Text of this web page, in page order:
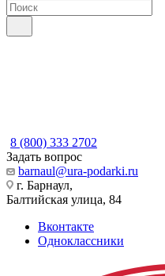
8 (800) 333 2702
Задать вопрос
barnaul@ura-podarki.ru
г. Барнаул,
Балтийская улица, 84
Вконтакте
Одноклассники